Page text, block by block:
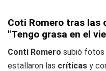
Coti Romero tras las
"Tengo grasa en el
Conti Romero subió fotos
estallaron las críticas y